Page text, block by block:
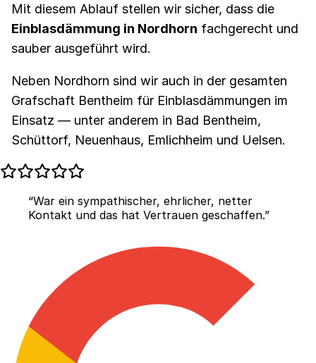
Mit diesem Ablauf stellen wir sicher, dass die
Einblasdämmung in Nordhorn fachgerecht und
sauber ausgeführt wird.
Neben Nordhorn sind wir auch in der gesamten
Grafschaft Bentheim für Einblasdämmungen im
Einsatz — unter anderem in Bad Bentheim,
Schüttorf, Neuenhaus, Emlichheim und Uelsen.
“War ein sympathischer, ehrlicher, netter
Kontakt und das hat Vertrauen geschaffen.”